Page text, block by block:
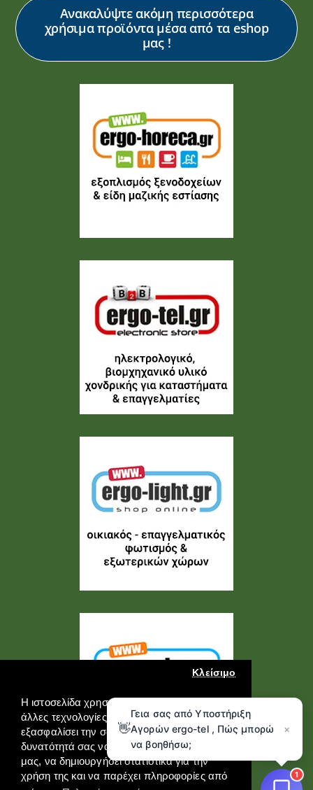
Η ιστοσελίδα χρησιμοποιεί cookies και
άλλες τεχνολογίες καταγραφής για να
εξασφαλίσει την σωστή λειτουργία της, την
δυνατότητά σας να επικοινωνήσετε μαζί
μας, να δημιουργήσει στατιστικά για την
χρήση της και να παρέχει πληροφορίες από
Κλείσιμο
Ανακαλύψτε ακόμη περισσότερα
χρήσιμα προϊόντα μέσα από τα eshop
μας !
👋
Γεια σας από Υποστήριξη
Αγορών ergo-tel , Πώς μπορώ
να βοηθήσω;
×
1